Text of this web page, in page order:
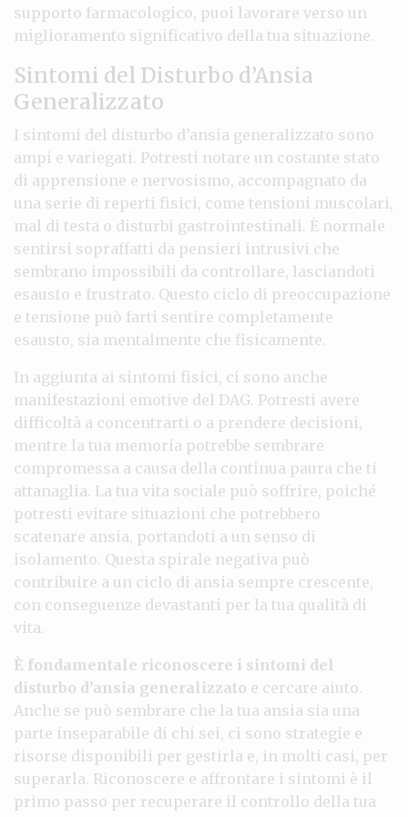
supporto farmacologico, puoi lavorare verso un
miglioramento significativo della tua situazione.
Sintomi del Disturbo d’Ansia
Generalizzato
I sintomi del disturbo d’ansia generalizzato sono
ampi e variegati. Potresti notare un costante stato
di apprensione e nervosismo, accompagnato da
una serie di reperti fisici, come tensioni muscolari,
mal di testa o disturbi gastrointestinali. È normale
sentirsi sopraffatti da pensieri intrusivi che
sembrano impossibili da controllare, lasciandoti
esausto e frustrato. Questo ciclo di preoccupazione
e tensione può farti sentire completamente
esausto, sia mentalmente che fisicamente.
In aggiunta ai sintomi fisici, ci sono anche
manifestazioni emotive del DAG. Potresti avere
difficoltà a concentrarti o a prendere decisioni,
mentre la tua memoria potrebbe sembrare
compromessa a causa della continua paura che ti
attanaglia. La tua vita sociale può soffrire, poiché
potresti evitare situazioni che potrebbero
scatenare ansia, portandoti a un senso di
isolamento. Questa spirale negativa può
contribuire a un ciclo di ansia sempre crescente,
con conseguenze devastanti per la tua qualità di
vita.
È fondamentale riconoscere i sintomi del
disturbo d’ansia generalizzato e cercare aiuto.
Anche se può sembrare che la tua ansia sia una
parte inseparabile di chi sei, ci sono strategie e
risorse disponibili per gestirla e, in molti casi, per
superarla. Riconoscere e affrontare i sintomi è il
primo passo per recuperare il controllo della tua